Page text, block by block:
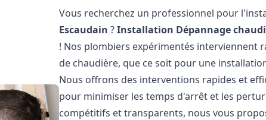
Vous recherchez un professionnel pour
Escaudain ?Installation Dépannage
! Nos plombiers expérimentés interviennent
de chaudière, que ce soit pour une
Nous offrons des interventions rapides et
pour minimiser les temps d'arrêt et les
compétitifs et transparents, nous vous